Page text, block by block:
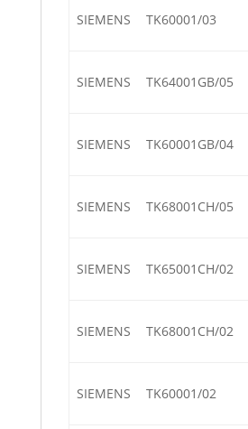
SIEMENS TK60001/03
SIEMENS TK64001GB/05
SIEMENS TK60001GB/04
SIEMENS TK68001CH/05
SIEMENS TK65001CH/02
SIEMENS TK68001CH/02
SIEMENS TK60001/02